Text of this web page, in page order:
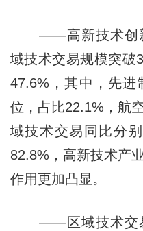
——高新技术创新
域技术交易规模突破
47.6%，其中，先进
位，占比22.1%，航
域技术交易同比分别
82.8%，高新技术产
作用更加凸显。
——区域技术交易